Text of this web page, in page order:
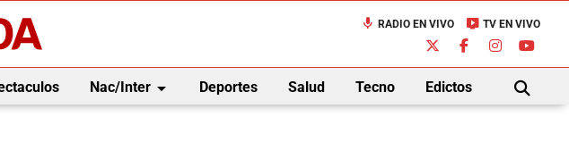
mic RADIO EN VIVO live_tv TV EN VIVO
Nac/Interarrow_drop_down Deportes Salud Tecno Edictos
BUSCAR